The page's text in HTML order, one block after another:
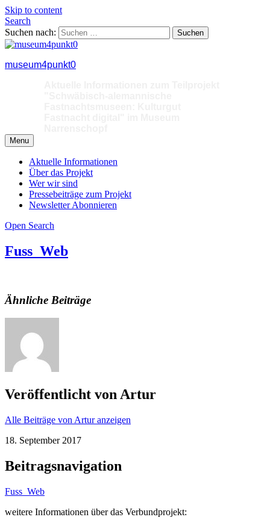
Skip to content
Search
Suchen nach:
museum4punkt0
Menu
Aktuelle Informationen
Über das Projekt
Wer wir sind
Pressebeiträge zum Projekt
Newsletter Abonnieren
Open Search
Fuss_Web
Ähnliche Beiträge
Veröffentlicht von Artur
Alle Beiträge von Artur anzeigen
18. September 2017
Beitragsnavigation
Fuss_Web
weitere Informationen über das Verbundprojekt: